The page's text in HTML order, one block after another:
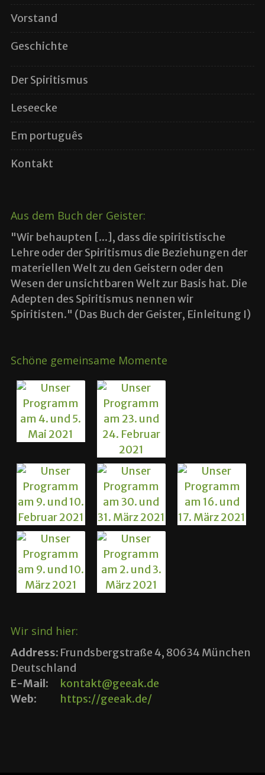
Vorstand
Geschichte
Der Spiritismus
Leseecke
Em português
Kontakt
Aus dem Buch der Geister:
"Wir behaupten [...], dass die spiritistische
Lehre oder der Spiritismus die Beziehungen der
materiellen Welt zu den Geistern oder den
Wesen der unsichtbaren Welt zur Basis hat. Die
Adepten des Spiritismus nennen wir
Spiritisten." (Das Buch der Geister, Einleitung I)
Schöne gemeinsame Momente
Wir sind hier:
Address:Frundsbergstraße 4, 80634 München
Deutschland
E-Mail:
kontakt@geeak.de
Web:
https://geeak.de/